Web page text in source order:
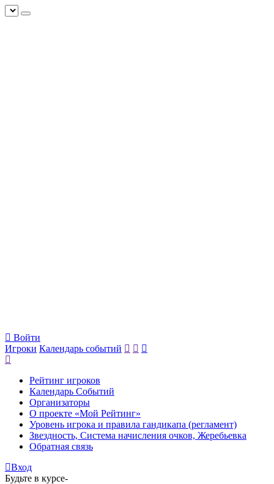
Войти
Игроки Календарь событий
Рейтинг игроков
Календарь Событий
Организаторы
О проекте «Мой Рейтинг»
Уровень игрока и правила гандикапа (регламент)
Звездность, Система начисления очков, Жеребьевка
Обратная связь
Вход
Будьте в курсе-